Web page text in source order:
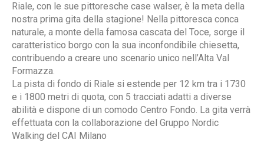
Riale, con le sue pittoresche case walser, è la meta della
nostra prima gita della stagione! Nella pittoresca conca
naturale, a monte della famosa cascata del Toce, sorge il
caratteristico borgo con la sua inconfondibile chiesetta,
contribuendo a creare uno scenario unico nell’Alta Val
Formazza.
La pista di fondo di Riale si estende per 12 km tra i 1730
e i 1800 metri di quota, con 5 tracciati adatti a diverse
abilità e dispone di un comodo Centro Fondo. La gita verrà
effettuata con la collaborazione del Gruppo Nordic
Walking del CAI Milano